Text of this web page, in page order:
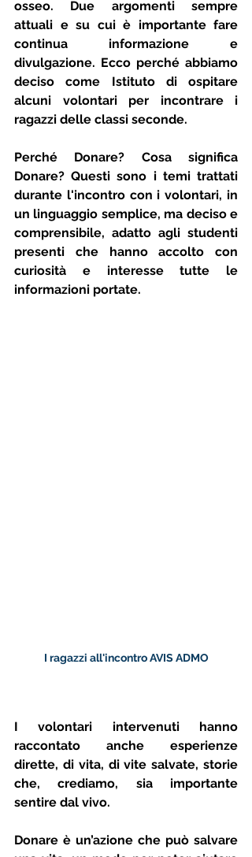
osseo. Due argomenti sempre
attuali e su cui è importante fare
continua informazione e
divulgazione. Ecco perché abbiamo
deciso come Istituto di ospitare
alcuni volontari per incontrare i
ragazzi delle classi seconde.
Perché Donare? Cosa significa
Donare? Questi sono i temi trattati
durante l'incontro con i volontari, in
un linguaggio semplice, ma deciso e
comprensibile, adatto agli studenti
presenti che hanno accolto con
curiosità e interesse tutte le
informazioni portate.
I ragazzi all'incontro AVIS ADMO
I volontari intervenuti hanno
raccontato anche esperienze
dirette, di vita, di vite salvate, storie
che, crediamo, sia importante
sentire dal vivo.
Donare è un’azione che può salvare